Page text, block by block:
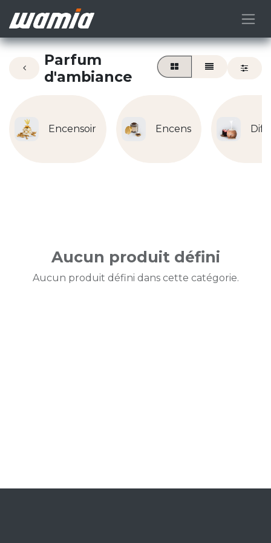
Parfum
d'ambiance
Encensoir Encens
Aucun produit défini
Aucun produit défini dans cette catégorie.